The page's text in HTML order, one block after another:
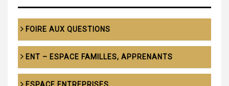
FOIRE AUX QUESTIONS
ENT – ESPACE FAMILLES, APPRENANTS
ESPACE ENTREPRISES